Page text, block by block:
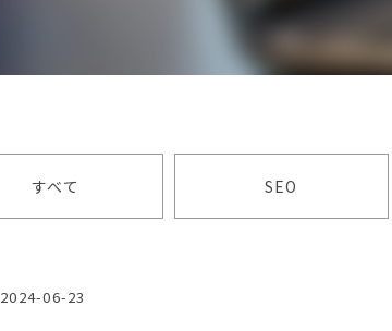
すべて SEO
2024-06-23